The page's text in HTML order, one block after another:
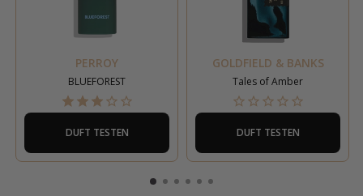
PERROY
BLUEFOREST
DUFT TESTEN
GOLDFIELD & BANKS
Tales of Amber
DUFT TESTEN